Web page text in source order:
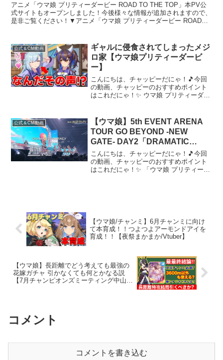
アニメ「ウマ娘 プリティーダービー ROAD TO THE TOP」本PV公
式サイトもオープンしました！今後様々な情報が追加されますので、
是非ご覧ください！▼アニメ「ウマ娘 プリティーダービー ROAD
公式＆CM動画
ギャルに侵食されてしまったメジ
ロ家【ウマ娘プリティーダービ
ー】
こんにちは、チャッピーだにゃ！🎵今回
の動画、チャッピーのおすすめポイント
はこれだにゃ！✨ ウマ娘 プリティーダー
画を楽しんだら、配信者さんのチャンネ
ル...
公式＆CM動画
【ウマ娘】5th EVENT ARENA
TOUR GO BEYOND -NEW
GATE- DAY2「DRAMATIC
JOURNEY」
こんにちは、チャッピーだにゃ！🎵今回
の動画、チャッピーのおすすめポイント
はこれだにゃ！✨ 「ウマ娘 プリティーダ
【ウマ娘/チャンミ】6月チャンミに向け
て本育成！！つよつよアーモンドアイを
育成！！【夜祭まかまか/Vtuber】
【ウマ娘】長距離でどう考えても最強の
花嫁ガチャ 引かなくても何とかなる説
【7月チャンピオンズミーティング中山
コメント
コメントを書き込む